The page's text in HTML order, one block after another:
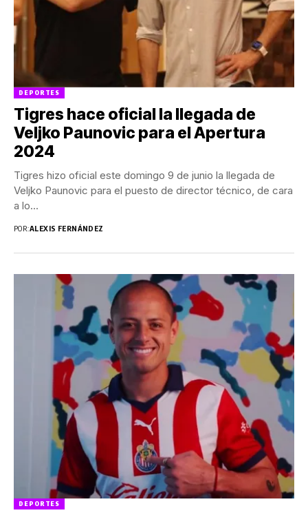
DEPORTES
Tigres hace oficial la llegada de
Veljko Paunovic para el Apertura
2024
Tigres hizo oficial este domingo 9 de junio la llegada de
Veljko Paunovic para el puesto de director técnico, de cara
a lo...
POR:ALEXIS FERNÁNDEZ
DEPORTES